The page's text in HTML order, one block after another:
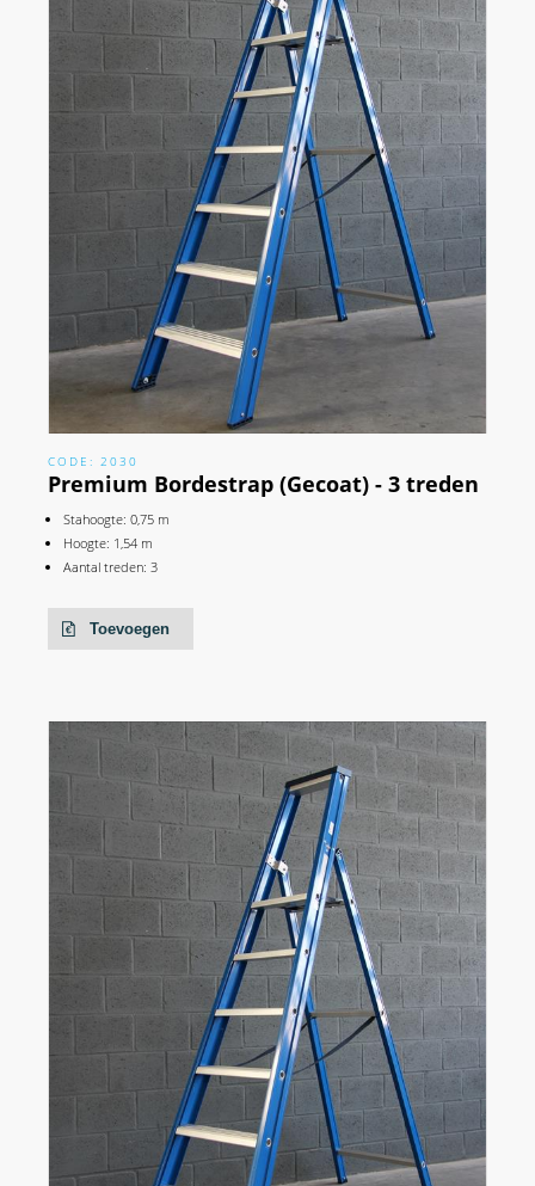
CODE: 2030
Premium Bordestrap (Gecoat) - 3 treden
Stahoogte: 0,75 m
Hoogte: 1,54 m
Aantal treden: 3
Toevoegen